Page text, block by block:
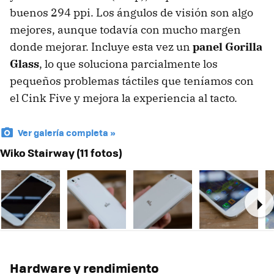
buenos 294 ppi. Los ángulos de visión son algo
mejores, aunque todavía con mucho margen
donde mejorar. Incluye esta vez un panel Gorilla
Glass, lo que soluciona parcialmente los
pequeños problemas táctiles que teníamos con
el Cink Five y mejora la experiencia al tacto.
Ver galería completa »
Wiko Stairway (11 fotos)
Hardware y rendimiento